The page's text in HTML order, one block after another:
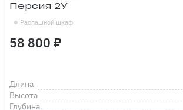
Распашной шкаф
Персия 2У
58 800 ₽
Длина
Высота
Глубина